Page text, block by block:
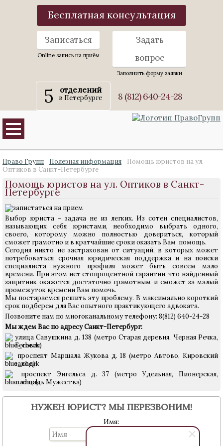
Бесплатная консультация
Записаться
Online запись на приём
Задать
вопрос
Заполнить форму заявки
5 отделений
в Петербурге 8 (812) 640-24-28
Право Групп Полезная информация
Помощь юристов на ул.
Оптиков в Санкт-Петербурге
Помощь юристов на ул. Оптиков в Санкт-
Петербурге
Выбор юриста – задача не из легких. Из сотен специалистов,
называющих себя юристами, необходимо выбрать одного,
своего, которому можно полностью довериться, который
сможет грамотно и в кратчайшие сроки оказать Вам помощь.
Сегодня никто не застрахован от ситуаций, в которых может
потребоваться срочная юридическая поддержка и на поиски
специалиста нужного профиля может быть совсем мало
времени. При этом нет стопроцентной гарантии, что найденный
защитник окажется достаточно грамотным и сможет за малый
промежуток времени Вам помочь.
Мы постараемся решить эту проблему. В максимально короткий
срок подберем для Вас опытного практикующего адвоката.
Позвоните нам по многоканальному телефону: 8(812) 640-24-28
Мы ждем Вас по адресу Санкт-Петербург:
улица Савушкина д. 138 (метро Старая деревня, Черная Речка,
Беговая)
проспект Маршала Жукова д. 18 (метро Автово, Кировский
завод)
проспект Энгельса д. 37 (метро Удельная, Пионерская,
площадь Мужества)
НУЖЕН ЮРИСТ? МЫ ПЕРЕЗВОНИМ!
Имя: